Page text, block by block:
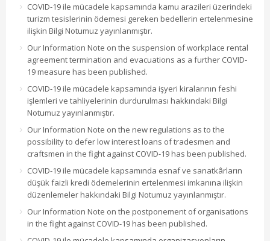
COVID-19 ile mücadele kapsamında kamu arazileri üzerindeki
turizm tesislerinin ödemesi gereken bedellerin ertelenmesine
ilişkin Bilgi Notumuz yayınlanmıştır.
Our Information Note on the suspension of workplace rental
agreement termination and evacuations as a further COVID-
19 measure has been published.
COVID-19 ile mücadele kapsamında işyeri kiralarının feshi
işlemleri ve tahliyelerinin durdurulması hakkındaki Bilgi
Notumuz yayınlanmıştır.
Our Information Note on the new regulations as to the
possibility to defer low interest loans of tradesmen and
craftsmen in the fight against COVID-19 has been published.
COVID-19 ile mücadele kapsamında esnaf ve sanatkârların
düşük faizli kredi ödemelerinin ertelenmesi imkanına ilişkin
düzenlemeler hakkındaki Bilgi Notumuz yayınlanmıştır.
Our Information Note on the postponement of organisations
in the fight against COVID-19 has been published.